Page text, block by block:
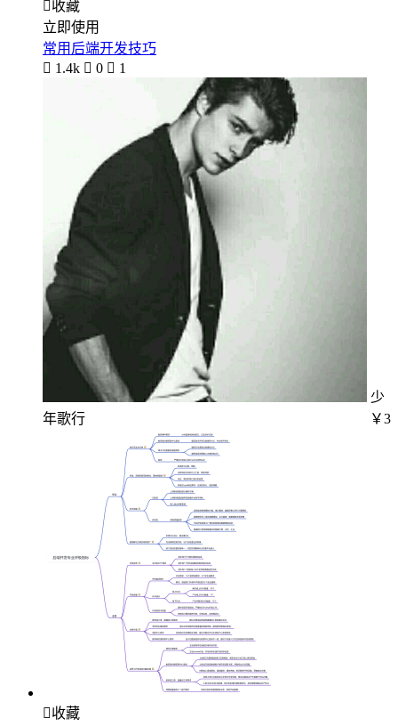
收藏
立即使用
常用后端开发技巧
 1.4k  0  1
少
年歌行
￥3
收藏